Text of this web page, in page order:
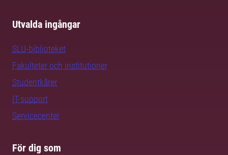
Utvalda ingångar
SLU-biblioteket
Fakulteter och institutioner
Studentkårer
IT-support
Servicecenter
För dig som